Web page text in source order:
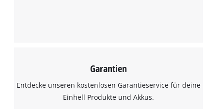
Wir benötigen deine Zustimmung, um
Google Maps laden zu können!
This content is not permitted to load due
Garantien
Entdecke unseren kostenlosen Garantieservice für deine
Einhell Produkte und Akkus.